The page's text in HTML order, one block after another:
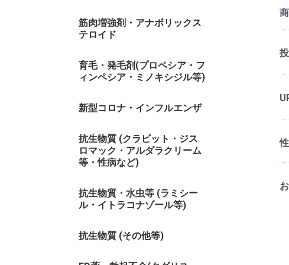
筋肉増強剤・アナボリックス
テロイド
育毛・発毛剤(プロペシア・フ
ィンペシア・ミノキシジル等)
新型コロナ・インフルエンザ
抗生物質 (クラビット・ジス
ロマック・アルダラクリーム
等・性病など)
抗生物質・水虫等 (ラミシー
ル・イトラコナゾール等)
抗生物質 (その他等)